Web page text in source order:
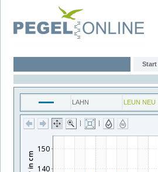
Start
LAHN LEUN NEU
| |